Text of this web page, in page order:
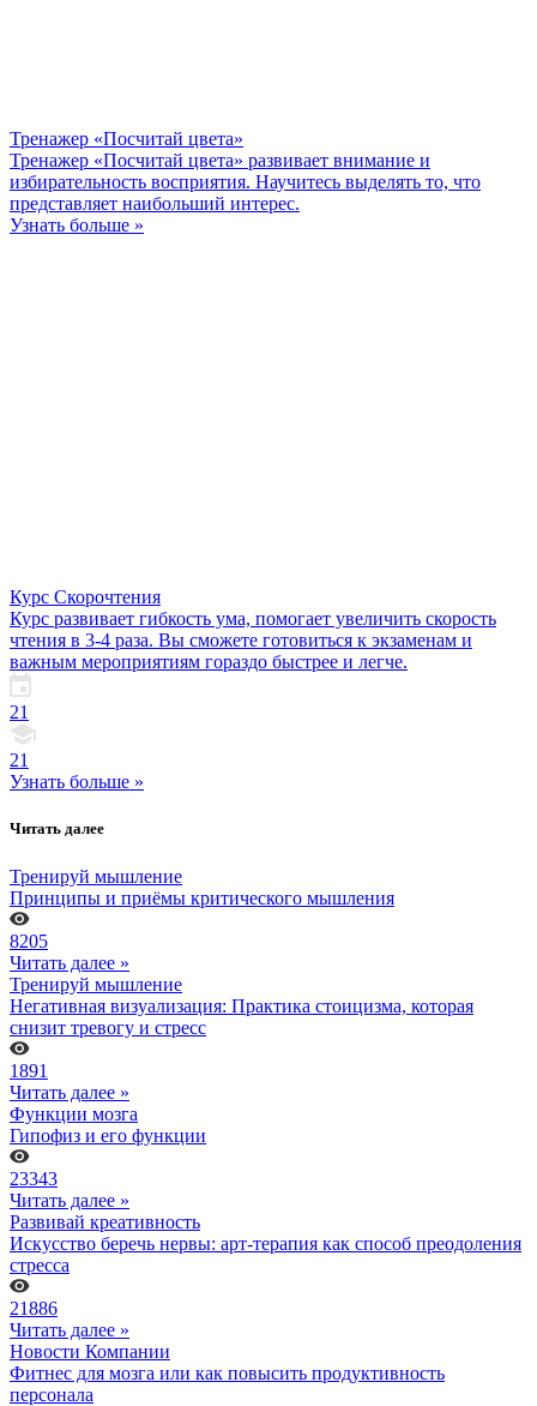
Тренажер «Посчитай цвета»
Тренажер «Посчитай цвета» развивает внимание и
избирательность восприятия. Научитесь выделять то, что
представляет наибольший интерес.
Узнать больше »
Курс Скорочтения
Курс развивает гибкость ума, помогает увеличить скорость
чтения в 3-4 раза. Вы сможете готовиться к экзаменам и
важным мероприятиям гораздо быстрее и легче.
21
21
Узнать больше »
Читать далее
Тренируй мышление
Принципы и приёмы критического мышления
8205
Читать далее »
Тренируй мышление
Негативная визуализация: Практика стоицизма, которая
снизит тревогу и стресс
1891
Читать далее »
Функции мозга
Гипофиз и его функции
23343
Читать далее »
Развивай креативность
Искусство беречь нервы: арт-терапия как способ преодоления
стресса
21886
Читать далее »
Новости Компании
Фитнес для мозга или как повысить продуктивность
персонала